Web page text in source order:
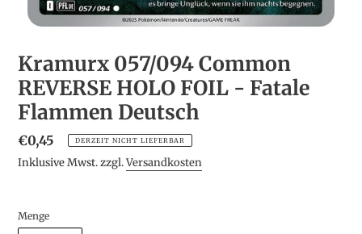
Kramurx 057/094 Common
REVERSE HOLO FOIL - Fatale
Flammen Deutsch
Normaler
Preis
€0,45 DERZEIT NICHT LIEFERBAR
Inklusive Mwst. zzgl.Versandkosten
Menge